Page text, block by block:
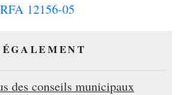
12156-05
des conseils municipaux